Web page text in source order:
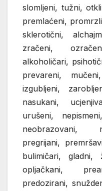
slomljeni, tužni,
premlaćeni,
sklerotični,
zračeni,
alkoholičari,
prevareni,
izgubljeni,
nasukani,
urušeni,
neobrazovani,
pregrijani,
bulimičari, gladni,
opljačkani,
predozirani,